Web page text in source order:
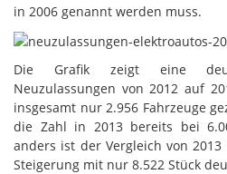
in 2006 genannt werden muss.
Die Grafik zeigt eine
Neuzulassungen von 2012 auf
insgesamt nur 2.956 Fahrzeuge
die Zahl in 2013 bereits bei
anders ist der Vergleich von
Steigerung mit nur 8.522 Stück